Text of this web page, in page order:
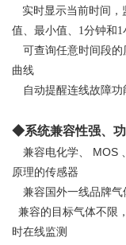
实时显示当前时间
值、最小值、1分钟和1
可查询任意时间段
曲线
自动提醒连线故障
◆系统兼容性强、
兼容电化学、 MOS 、
原理的传感器
兼容国外一线品牌
兼容的目标气体不限
时在线监测